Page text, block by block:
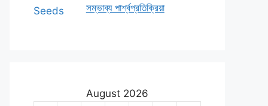
সম্ভাব্য পার্শ্বপ্রতিক্রিয়া
August 2026